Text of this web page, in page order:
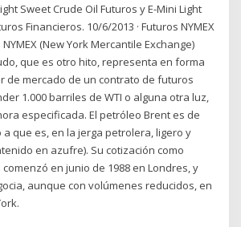
Sweet Crude Oil Futuros y E-Mini Light
Financieros. 10/6/2013 · Futuros NYMEX
(New York Mercantile Exchange)
que es otro hito, representa en forma
de mercado de un contrato de futuros
1.000 barriles de WTI o alguna otra luz,
especificada. El petróleo Brent es de
que es, en la jerga petrolera, ligero y
en azufre). Su cotización como
en junio de 1988 en Londres, y
aunque con volúmenes reducidos, en